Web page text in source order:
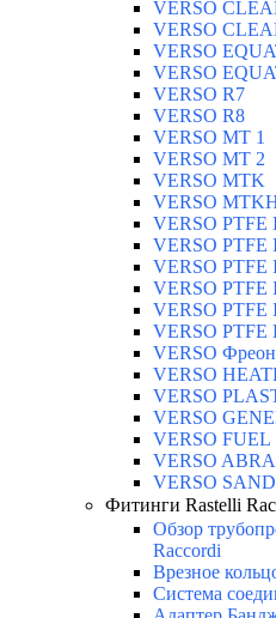
VERSO
VERSO
VERSO
VERSO
VERSO R7
VERSO R8
VERSO MT 1
VERSO MT 2
VERSO MTK
VERSO
VERSO PTFE
VERSO PTFE
VERSO PTFE
VERSO PTFE
VERSO PTFE
VERSO PTFE
VERSO Фреон
VERSO
VERSO
VERSO
VERSO FUEL
VERSO
VERSO
Фитинги Rastelli
Обзор
Raccordi
Врезное
Система